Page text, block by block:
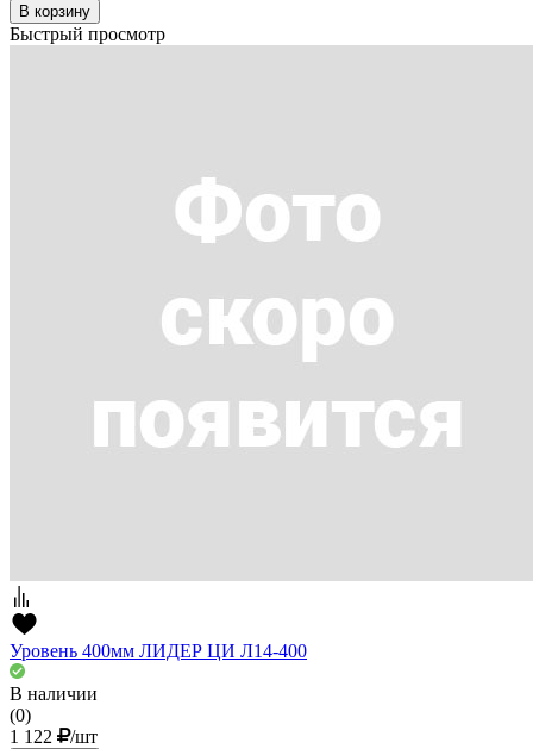
В корзину
Быстрый просмотр
Уровень 400мм ЛИДЕР ЦИ Л14-400
В наличии
(0)
1 122
/шт